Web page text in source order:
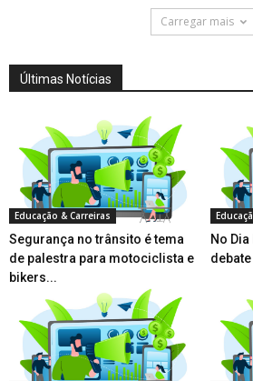
Carregar mais
Últimas Notícias
Educação & Carreiras
Segurança no trânsito é tema
de palestra para motociclista e
bikers...
No